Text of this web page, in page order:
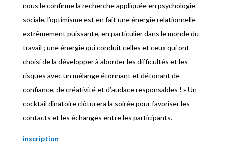
nous le confirme la recherche appliquée en psychologie
sociale, l’optimisme est en fait une énergie relationnelle
extrêmement puissante, en particulier dans le monde du
travail ; une énergie qui conduit celles et ceux qui ont
choisi de la développer à aborder les difficultés et les
risques avec un mélange étonnant et détonant de
confiance, de créativité et d’audace responsables ! » Un
cocktail dînatoire clôturera la soirée pour favoriser les
contacts et les échanges entre les participants.
inscription